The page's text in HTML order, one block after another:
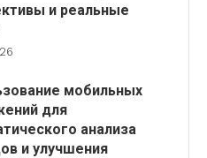
и реальные
мобильных
для
анализа
и улучшения